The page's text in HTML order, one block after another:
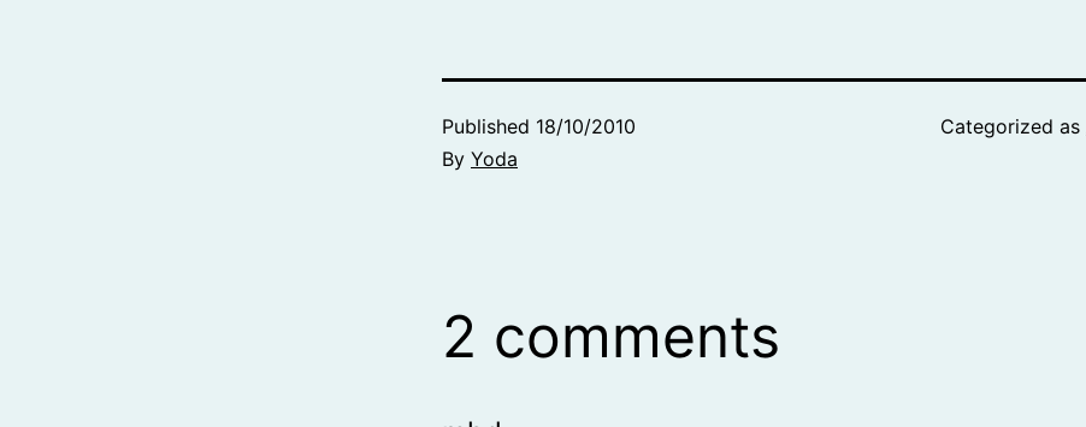
Published 18/10/2010
By Yoda
Categorized as
2 comments